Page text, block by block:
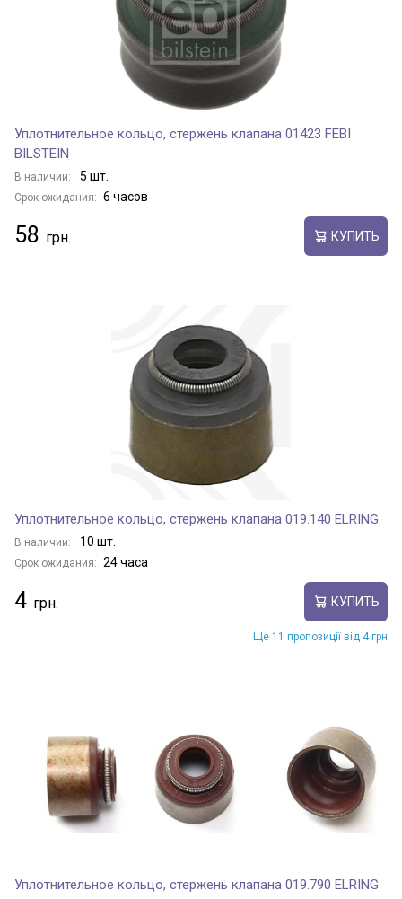
Уплотнительное кольцо, стержень клапана 01423 FEBI
BILSTEIN
В наличии: 5 шт.
Срок ожидания: 6 часов
58 КУПИТЬ
Уплотнительное кольцо, стержень клапана 019.140 ELRING
В наличии: 10 шт.
Срок ожидания: 24 часа
4 КУПИТЬ
Ще 11 пропозиції від 4 грн
Уплотнительное кольцо, стержень клапана 019.790 ELRING